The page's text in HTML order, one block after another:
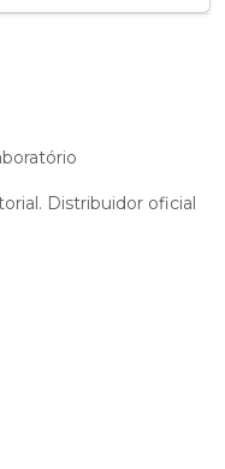
Distribuidor oficial